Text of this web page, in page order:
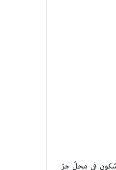
في محلّ جرّ